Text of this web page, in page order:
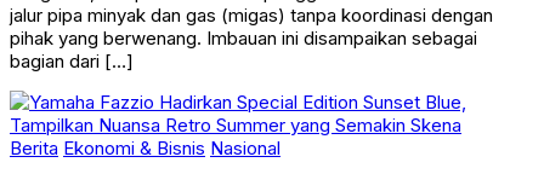
jalur pipa minyak dan gas (migas) tanpa koordinasi dengan
pihak yang berwenang. Imbauan ini disampaikan sebagai
bagian dari […]
Berita Ekonomi & Bisnis Nasional